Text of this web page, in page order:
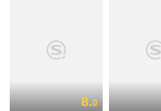
8.0